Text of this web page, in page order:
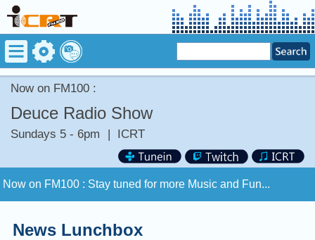
Now on FM100 :
Deuce Radio Show
Sundays 5 - 6pm | ICRT
Now on FM100 : Stay tuned for more Music and Fun...
News Lunchbox